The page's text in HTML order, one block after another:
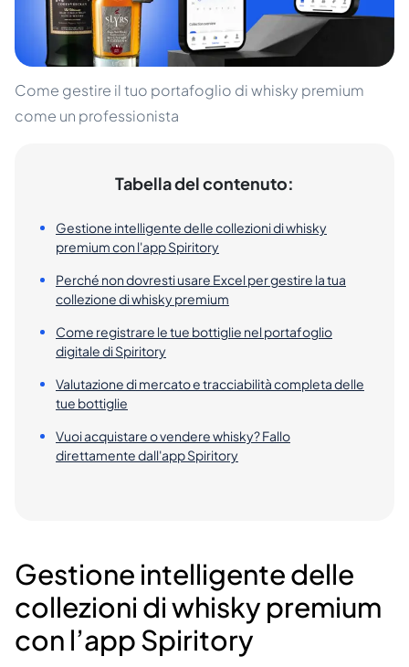
Come gestire il tuo portafoglio di whisky premium
come un professionista
Tabella del contenuto:
Gestione intelligente delle collezioni di whisky
premium con l'app Spiritory
Perché non dovresti usare Excel per gestire la tua
collezione di whisky premium
Come registrare le tue bottiglie nel portafoglio
digitale di Spiritory
Valutazione di mercato e tracciabilità completa delle
tue bottiglie
Vuoi acquistare o vendere whisky? Fallo
direttamente dall'app Spiritory
Gestione intelligente delle
collezioni di whisky premium
con l’app Spiritory